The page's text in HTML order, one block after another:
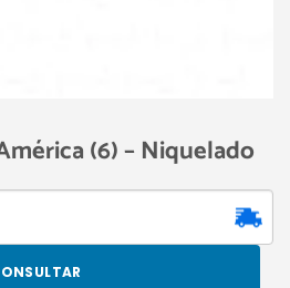
(6) – Niquelado